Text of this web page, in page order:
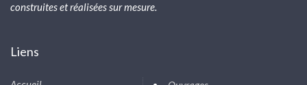
construites et réalisées sur mesure.
Liens